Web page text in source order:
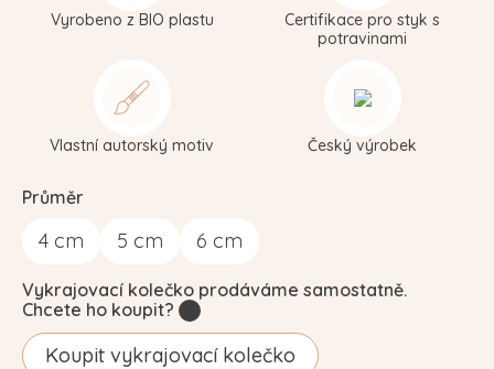
Průměr
4 cm 5 cm 6 cm
Vyrobeno z BIO plastu
Certifikace pro styk s
potravinami
Vlastní autorský motiv Český výrobek
Vykrajovací kolečko prodáváme samostatně.
Chcete ho koupit?
Koupit vykrajovací kolečko